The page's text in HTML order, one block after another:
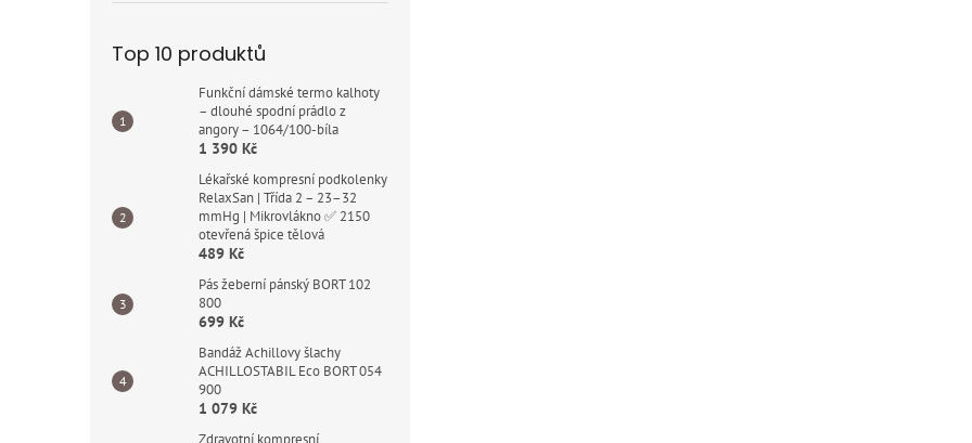
Top 10 produktů
Funkční dámské termo kalhoty
– dlouhé spodní prádlo z
angory – 1064/100-bíla
1 390 Kč
Lékařské kompresní podkolenky
RelaxSan | Třída 2 – 23–32
mmHg | Mikrovlákno ✅ 2150
otevřená špice tělová
489 Kč
Pás žeberní pánský BORT 102
800
699 Kč
Bandáž Achillovy šlachy
ACHILLOSTABIL Eco BORT 054
900
1 079 Kč
Zdravotní kompresní